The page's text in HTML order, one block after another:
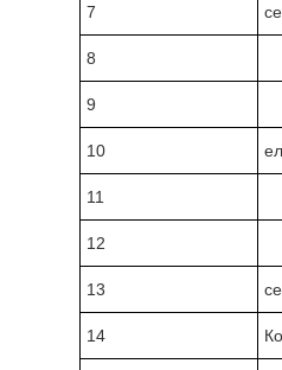
7
8
9
10
11
12
13
14